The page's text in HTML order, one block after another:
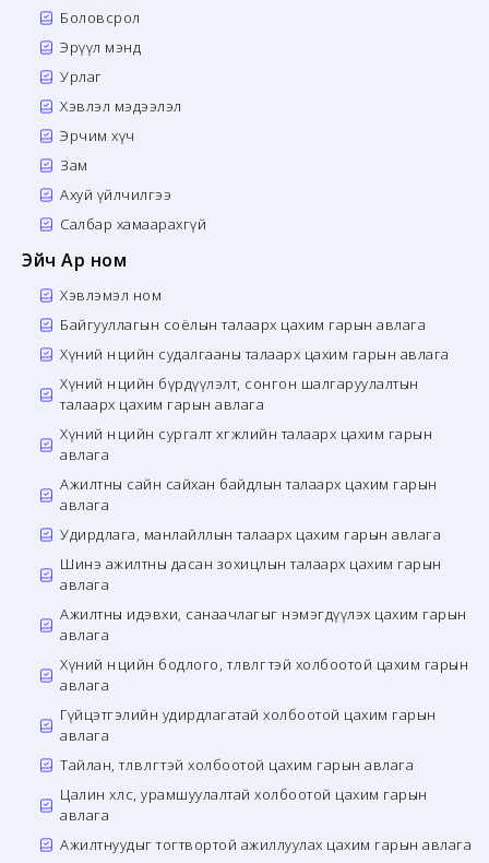
Боловсрол
Эрүүл мэнд
Урлаг
Хэвлэл мэдээлэл
Эрчим хүч
Зам
Ахуй үйлчилгээ
Салбар хамаарахгүй
Эйч Ар ном
Хэвлэмэл ном
Байгууллагын соёлын талаарх цахим гарын авлага
Хүний нөөцийн судалгааны талаарх цахим гарын авлага
Хүний нөөцийн бүрдүүлэлт, сонгон шалгаруулалтын
талаарх цахим гарын авлага
Хүний нөөцийн сургалт хөгжлийн талаарх цахим гарын
авлага
Ажилтны сайн сайхан байдлын талаарх цахим гарын
авлага
Удирдлага, манлайллын талаарх цахим гарын авлага
Шинэ ажилтны дасан зохицлын талаарх цахим гарын
авлага
Ажилтны идэвхи, санаачлагыг нэмэгдүүлэх цахим гарын
авлага
Хүний нөөцийн бодлого, төлөвлөгөөтэй холбоотой цахим гарын
авлага
Гүйцэтгэлийн удирдлагатай холбоотой цахим гарын
авлага
Тайлан, төлөвлөгөөтэй холбоотой цахим гарын авлага
Цалин хөлс, урамшуулалтай холбоотой цахим гарын
авлага
Ажилтнуудыг тогтвортой ажиллуулах цахим гарын авлага